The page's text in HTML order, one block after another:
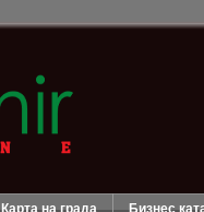
Карта на града Бизнес